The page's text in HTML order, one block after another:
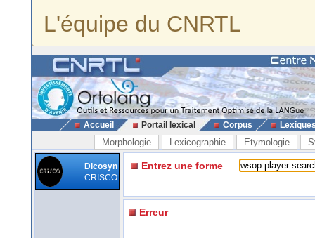
L'équipe du CNRTL
Accueil Portail lexical Corpus
Morphologie Lexicographie Etymologie
Dicosyn
CRISCO
Entrez une forme
Erreur